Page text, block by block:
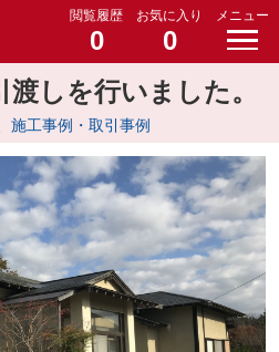
閲覧履歴
0
お気に入り
0
メニュー
しを行いました。
施工事例・取引事例